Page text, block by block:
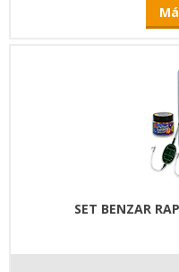
SET BENZAR